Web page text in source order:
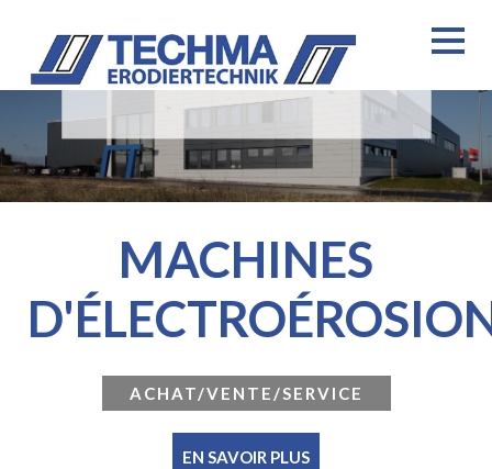
MACHINES
ACHAT/VENTE/SERVICE
EN SAVOIR PLUS